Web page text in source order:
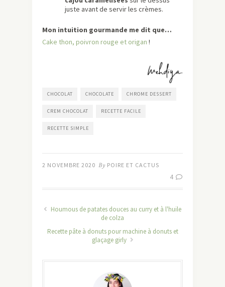
juste avant de servir les crèmes.
Mon intuition gourmande me dit que…
Cake thon, poivron rouge et origan !
CHOCOLAT CHOCOLATE CHROME DESSERT
CREM CHOCOLAT RECETTE FACILE
RECETTE SIMPLE
2 NOVEMBRE 2020 By POIRE ET CACTUS
4
Houmous de patates douces au curry et à l'huile
de colza
Recette pâte à donuts pour machine à donuts et
glaçage girly